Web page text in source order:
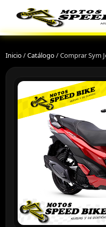
Inicio/Catálogo/Comprar Sym